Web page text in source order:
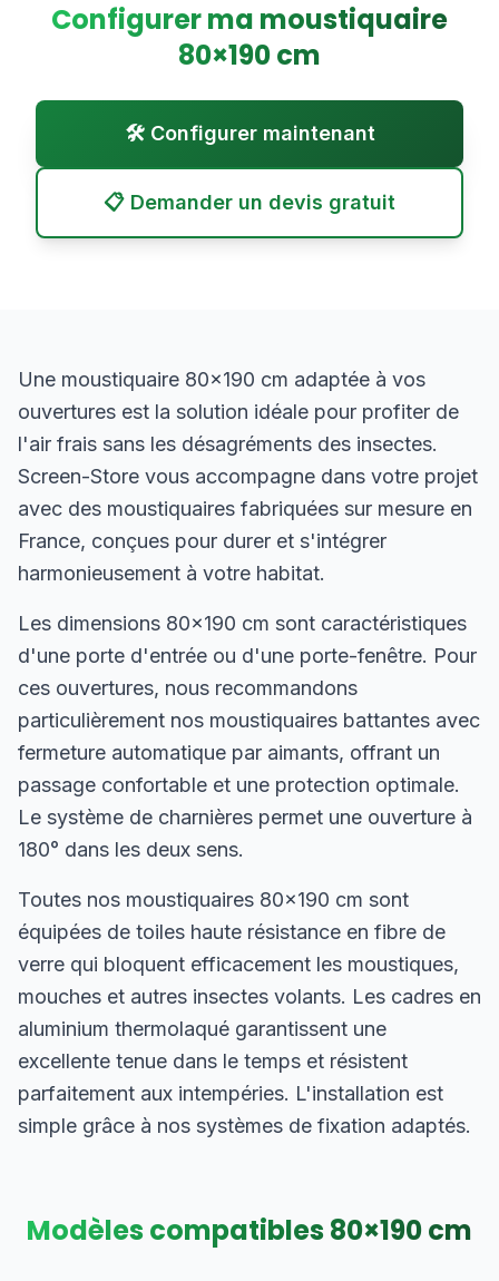
Configurer ma moustiquaire
80×190cm
🛠️ Configurer maintenant
📋 Demander un devis gratuit
Une moustiquaire 80×190 cm adaptée à vos
ouvertures est la solution idéale pour profiter de
l'air frais sans les désagréments des insectes.
Screen-Store vous accompagne dans votre projet
avec des moustiquaires fabriquées sur mesure en
France, conçues pour durer et s'intégrer
harmonieusement à votre habitat.
Les dimensions 80×190 cm sont caractéristiques
d'une porte d'entrée ou d'une porte-fenêtre. Pour
ces ouvertures, nous recommandons
particulièrement nos moustiquaires battantes avec
fermeture automatique par aimants, offrant un
passage confortable et une protection optimale.
Le système de charnières permet une ouverture à
180° dans les deux sens.
Toutes nos moustiquaires 80×190 cm sont
équipées de toiles haute résistance en fibre de
verre qui bloquent efficacement les moustiques,
mouches et autres insectes volants. Les cadres en
aluminium thermolaqué garantissent une
excellente tenue dans le temps et résistent
parfaitement aux intempéries. L'installation est
simple grâce à nos systèmes de fixation adaptés.
Modèles compatibles80×190cm